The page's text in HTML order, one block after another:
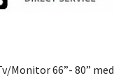
Monitor 66”- 80” med